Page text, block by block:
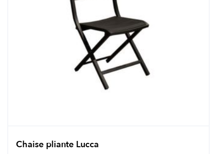
Chaise pliante Lucca